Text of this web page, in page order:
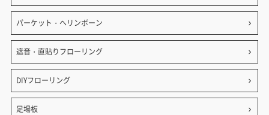
パーケット・ヘリンボーン
遮音・直貼りフローリング
DIYフローリング
足場板